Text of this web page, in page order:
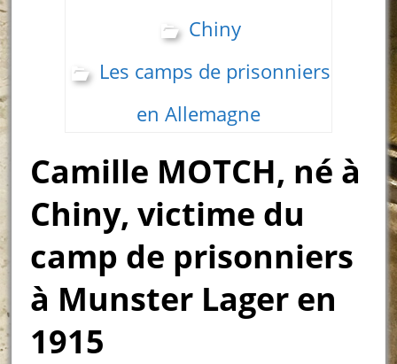
Chiny
Les camps de prisonniers
en Allemagne
Camille MOTCH, né à
Chiny, victime du
camp de prisonniers
à Munster Lager en
1915